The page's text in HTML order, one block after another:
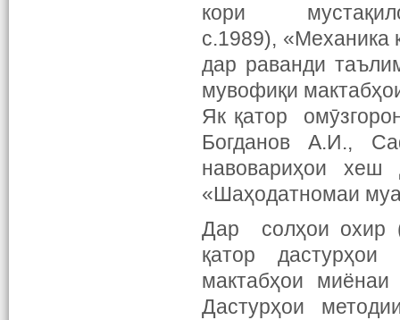
кори
с.1989), «Механика
дар раванди
мувофиқи
Як қатор
Богданов А.И.,
навовариҳои
«Шаҳодатномаи
Дар солҳои охир
қатор
мактабҳои
Дастурҳои